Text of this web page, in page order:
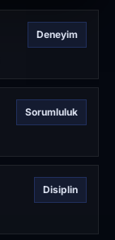
Deneyim
Sorumluluk
Disiplin